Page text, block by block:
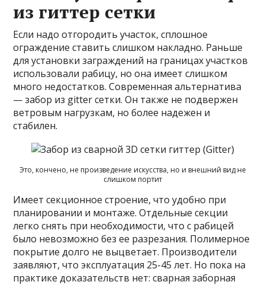
из гиттер сетки
Если надо отгородить участок, сплошное
ограждение ставить слишком накладно. Раньше
для установки заграждений на границах участков
использовали рабицу, но она имеет слишком
много недостатков. Современная альтернатива
— забор из gitter сетки. Он также не подвержен
ветровым нагрузкам, но более надежен и
стабилен.
Это, кончено, не произведение искусства, но и внешний вид не
слишком портит
Имеет секционное строение, что удобно при
планировании и монтаже. Отдельные секции
легко снять при необходимости, что с рабицей
было невозможно без ее разрезания. Полимерное
покрытие долго не выцветает. Производители
заявляют, что эксплуатация 25-45 лет. Но пока на
практике доказательств нет: сварная заборная